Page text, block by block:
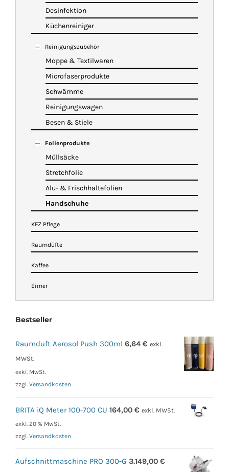
Desinfektion
Küchenreiniger
Reinigungszubehör
Moppe & Textilwaren
Microfaserprodukte
Schwämme
Reinigungswagen
Besen & Stiele
Folienprodukte
Müllsäcke
Stretchfolie
Alu- & Frischhaltefolien
Handschuhe
KFZ Pflege
Raumdüfte
Kaffee
Eimer
Bestseller
Raumduft Aerosol Push 300ml 6,64 € exkl.
MWSt.
exkl. MwSt.
zzgl. Versandkosten
BRITA iQ Meter 100-700 CU 164,00 € exkl. MWSt.
exkl. 20 % MwSt.
zzgl. Versandkosten
Aufschnittmaschine PRO 300-G 3.149,00 €